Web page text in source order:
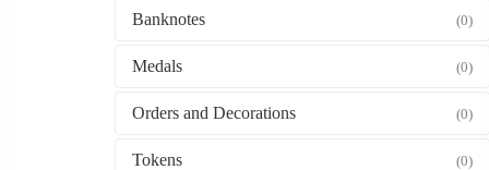
Banknotes (0)
Medals (0)
Orders and Decorations (0)
Tokens (0)